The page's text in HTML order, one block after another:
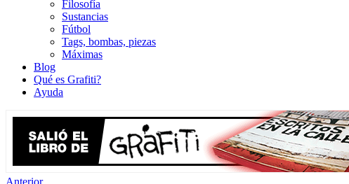
Filosofía
Sustancias
Fútbol
Tags, bombas, piezas
Máximas
Blog
Qué es Grafiti?
Ayuda